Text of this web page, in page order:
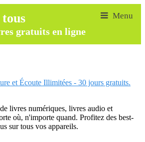
gratuits en ligne
et Écoute Illimitées - 30 jours gratuits.
livres numériques, livres audio et
où, n'importe quand. Profitez des best-
sur tous vos appareils.